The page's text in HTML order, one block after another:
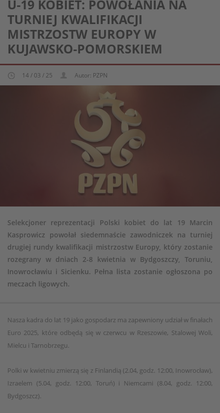
U-19 KOBIET: POWOŁANIA NA
TURNIEJ KWALIFIKACJI
MISTRZOSTW EUROPY W
KUJAWSKO-POMORSKIEM
14 / 03 / 25 Autor: PZPN
Selekcjoner reprezentacji Polski kobiet do lat 19 Marcin
Kasprowicz powołał siedemnaście zawodniczek na turniej
drugiej rundy kwalifikacji mistrzostw Europy, który zostanie
rozegrany w dniach 2-8 kwietnia w Bydgoszczy, Toruniu,
Inowrocławiu i Sicienku. Pełna lista zostanie ogłoszona po
meczach ligowych.
Nasza kadra do lat 19 jako gospodarz ma zapewniony udział w finałach
Euro 2025, które odbędą się w czerwcu w Rzeszowie, Stalowej Woli,
Mielcu i Tarnobrzegu.
Polki w kwietniu zmierzą się z Finlandią (2.04, godz. 12:00, Inowrocław),
Izraelem (5.04, godz. 12:00, Toruń) i Niemcami (8.04, godz. 12:00,
Bydgoszcz).